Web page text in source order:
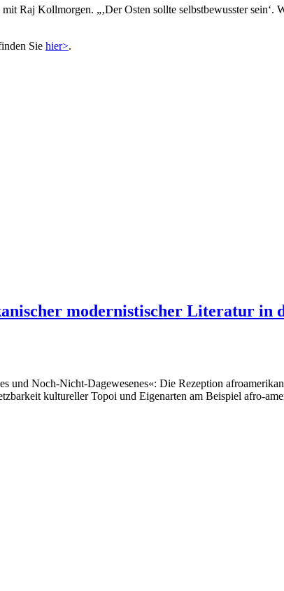
Raj Kollmorgen. „‚Der Osten sollte selbstbewusster
Sie hier>.
modernistischer Literatur in
Noch-Nicht-Dagewesenes«: Die Rezeption
kultureller Topoi und Eigenarten am Beispiel afro-